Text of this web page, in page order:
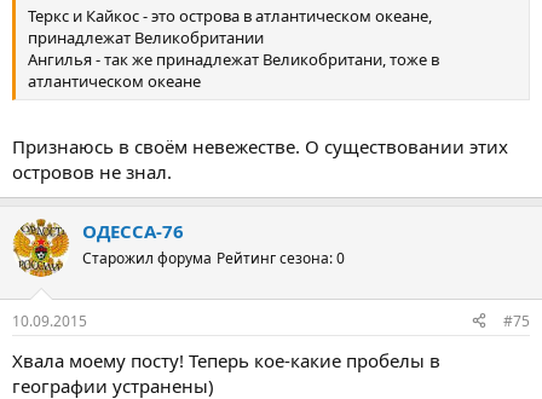
Теркс и Кайкос - это острова в атлантическом океане,
принадлежат Великобритании
Ангилья - так же принадлежат Великобритани, тоже в
атлантическом океане
Признаюсь в своём невежестве. О существовании этих
островов не знал.
ОДЕССА-76
Старожил форума Рейтинг сезона: 0
10.09.2015 #75
Хвала моему посту! Теперь кое-какие пробелы в
географии устранены)